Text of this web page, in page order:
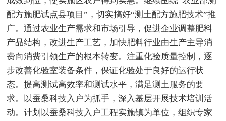
配方施肥试点县项目”，切实搞好“测土配方施肥技术”推
广。通过农业生产需求和市场引导，促进企业调整肥料
产品结构，改进生产工艺，加快肥料行业由生产主导消
费向消费引领生产的根本转变。注重化验质量控制，逐
步改善化验室装备条件，保证化验处于良好的运行状
态。提高测试高效率和测试水平，满足测土服务的要
求。以蚕桑科技入户为抓手，深入基层开展技术培训活
动。计划以蚕桑科技入户工程实施镇为单位，组织专家